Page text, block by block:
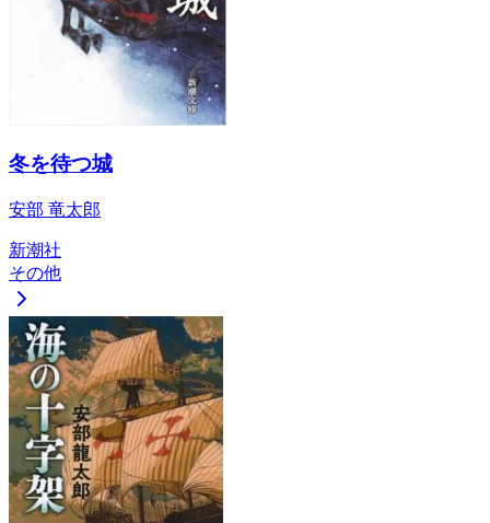
冬を待つ城
安部 竜太郎
新潮社
その他